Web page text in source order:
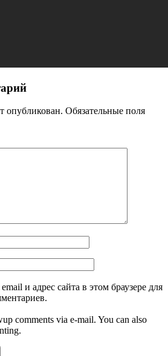
опубликован. Обязательные поля
и адрес сайта в этом браузере для
comments via e-mail. You can also